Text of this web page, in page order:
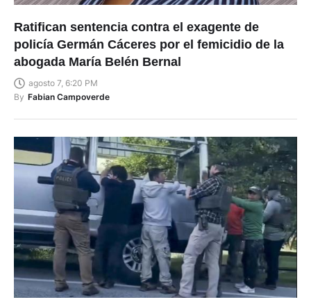
Ratifican sentencia contra el exagente de
policía Germán Cáceres por el femicidio de la
abogada María Belén Bernal
agosto 7, 6:20 PM
By Fabian Campoverde